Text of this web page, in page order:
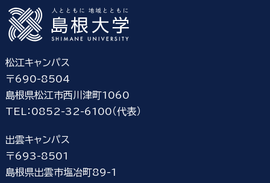
松江キャンパス
〒690-8504
島根県松江市西川津町1060
TEL：0852-32-6100（代表）
出雲キャンパス
〒693-8501
島根県出雲市塩冶町89-1